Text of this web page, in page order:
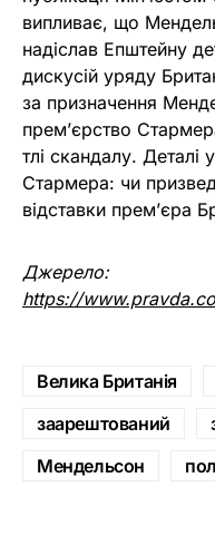
випливає, що
надіслав Епштейну
дискусій уряду
за призначення
прем’єрство
тлі скандалу. Деталі
Стармера: чи
відставки прем’єра
Джерело:
https://
Велика Британія
заарештований
Мендельсон